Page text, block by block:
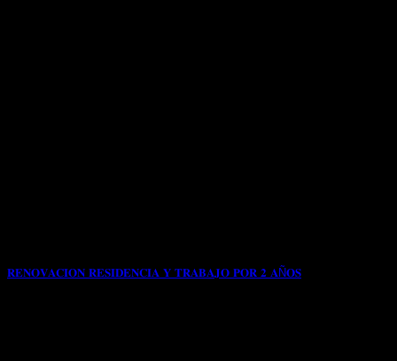
𝐑𝐄𝐍𝐎𝐕𝐀𝐂𝐈𝐎𝐍 𝐑𝐄𝐒𝐈𝐃𝐄𝐍𝐂𝐈𝐀 𝐘 𝐓𝐑𝐀𝐁𝐀𝐉𝐎 𝐏𝐎𝐑 𝟐 𝐀Ñ𝐎𝐒